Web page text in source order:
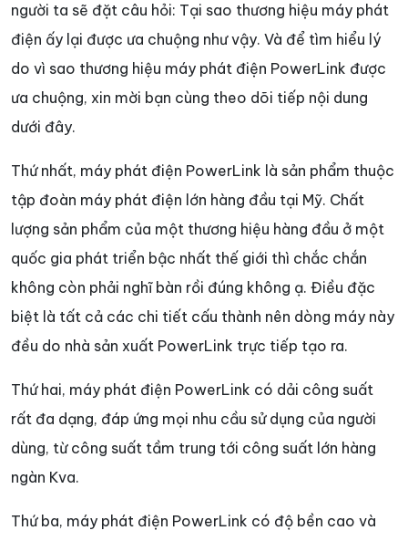
người ta sẽ đặt câu hỏi: Tại sao thương hiệu máy phát
điện ấy lại được ưa chuộng như vậy. Và để tìm hiểu lý
do vì sao thương hiệu máy phát điện PowerLink được
ưa chuộng, xin mời bạn cùng theo dõi tiếp nội dung
dưới đây.
Thứ nhất, máy phát điện PowerLink là sản phẩm thuộc
tập đoàn máy phát điện lớn hàng đầu tại Mỹ. Chất
lượng sản phẩm của một thương hiệu hàng đầu ở một
quốc gia phát triển bậc nhất thế giới thì chắc chắn
không còn phải nghĩ bàn rồi đúng không ạ. Điều đặc
biệt là tất cả các chi tiết cấu thành nên dòng máy này
đều do nhà sản xuất PowerLink trực tiếp tạo ra.
Thứ hai, máy phát điện PowerLink có dải công suất
rất đa dạng, đáp ứng mọi nhu cầu sử dụng của người
dùng, từ công suất tầm trung tới công suất lớn hàng
ngàn Kva.
Thứ ba, máy phát điện PowerLink có độ bền cao và